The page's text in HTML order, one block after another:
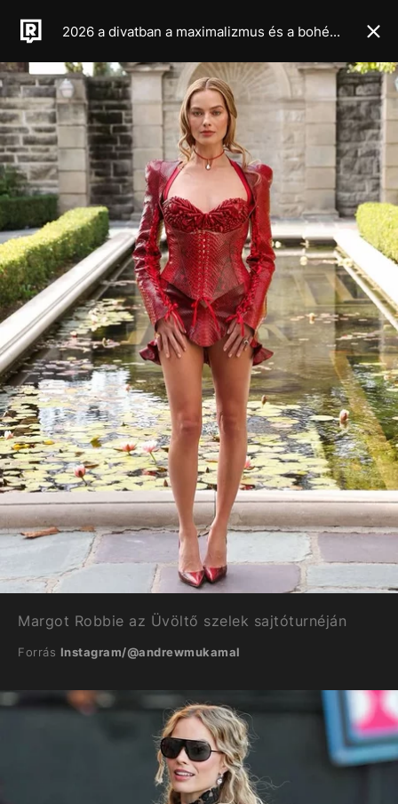
2026 a divatban a maximalizmus és a bohém élet éve lesz, legalábbis a legújabb haute couture kollekciók alapján
Margot Robbie az Üvöltő szelek sajtóturnéján
Forrás Instagram/@andrewmukamal